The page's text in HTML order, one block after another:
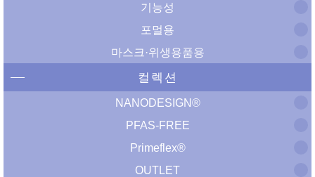
기능성
포멀용
마스크·위생용품용
컬렉션
NANODESIGN®
PFAS-FREE
Primeflex®
OUTLET